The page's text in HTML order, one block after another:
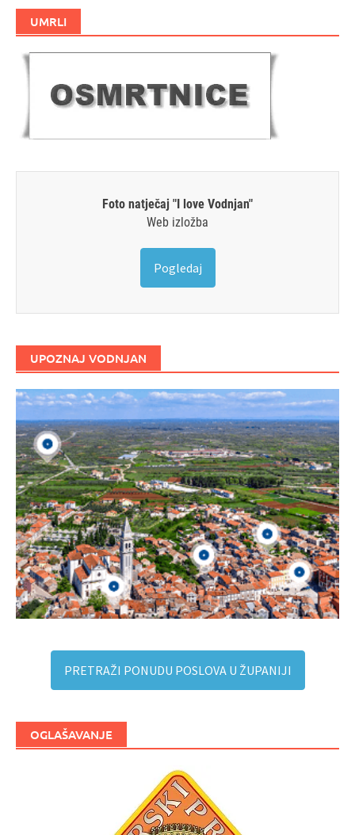
UMRLI
Foto natječaj "I love Vodnjan"
Web izložba
Pogledaj
UPOZNAJ VODNJAN
PRETRAŽI PONUDU POSLOVA U ŽUPANIJI
OGLAŠAVANJE